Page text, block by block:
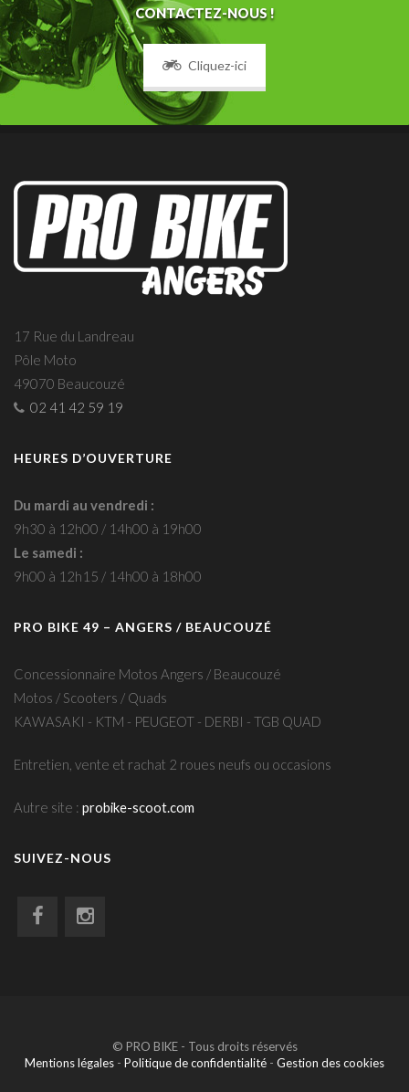
CONTACTEZ-NOUS !
Cliquez-ici
17 Rue du Landreau
Pôle Moto
49070 Beaucouzé
02 41 42 59 19
HEURES D’OUVERTURE
Du mardi au vendredi :
9h30 à 12h00 / 14h00 à 19h00
Le samedi :
9h00 à 12h15 / 14h00 à 18h00
PRO BIKE 49 – ANGERS / BEAUCOUZÉ
Concessionnaire Motos Angers / Beaucouzé
Motos / Scooters / Quads
KAWASAKI - KTM - PEUGEOT - DERBI - TGB QUAD
Entretien, vente et rachat 2 roues neufs ou occasions
Autre site : probike-scoot.com
SUIVEZ-NOUS
© PRO BIKE - Tous droits réservés
Mentions légales - Politique de confidentialité - Gestion des cookies